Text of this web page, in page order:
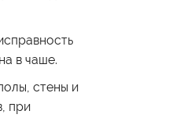
в чаше.
стены и
при